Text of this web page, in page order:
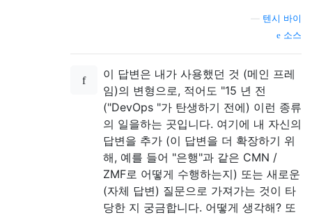
텐시 바이
소스
이 답변은 내가 사용했던 것 (메인 프레
임)의 변형으로, 적어도 "15 년 전
("DevOps "가 탄생하기 전에) 이런 종류
의 일을하는 곳입니다. 여기에 내 자신의
답변을 추가 (이 답변을 더 확장하기 위
해, 예를 들어 "은행"과 같은 CMN /
ZMF로 어떻게 수행하는지) 또는 새로운
(자체 답변) 질문으로 가져가는 것이 타
당한 지 궁금합니다. 어떻게 생각해? 또